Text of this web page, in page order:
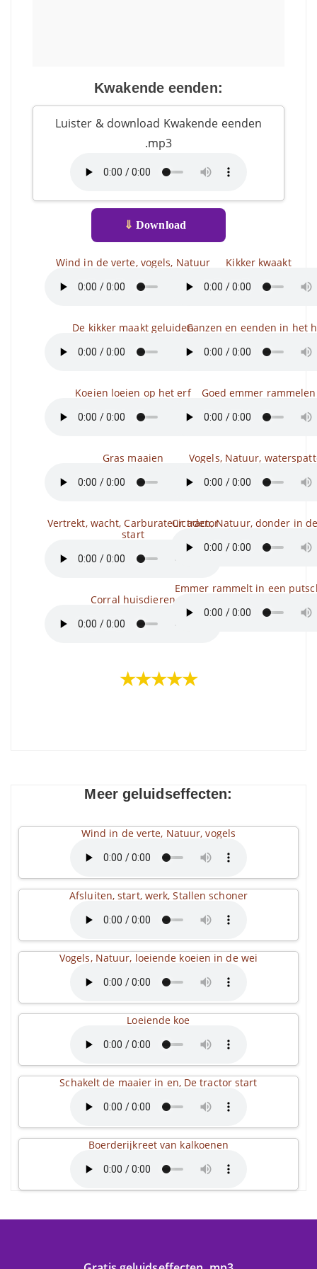
Kwakende eenden:
Luister & download Kwakende eenden
.mp3
⇓ Download
Wind in de verte, vogels, Natuur
De kikker maakt geluiden
Koeien loeien op het erf
Gras maaien
Vertrekt, wacht, Carburateur tractor
start
Corral huisdieren
Kikker kwaakt
Ganzen en eenden in het
Goed emmer rammelen
Vogels, Natuur,
Cicaden, Natuur, donder in
Emmer rammelt in een
★★★★★
Meer geluidseffecten:
Wind in de verte, Natuur, vogels
Afsluiten, start, werk, Stallen schoner
Vogels, Natuur, loeiende koeien in de wei
Loeiende koe
Schakelt de maaier in en, De tractor start
Boerderijkreet van kalkoenen